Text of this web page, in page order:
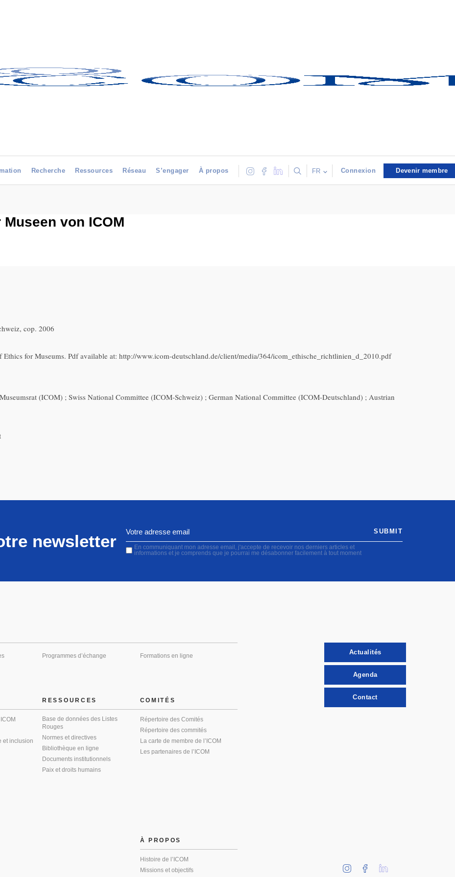
Recherche Ressources Réseau S’engager À propos FR Connexion Devenir membre
von ICOM
cop. 2006
for Museums. Pdf available at: http://www.icom-deutschland.de/client/media/364/icom_ethische_richtlinien_d_2010.pdf
(ICOM) ; Swiss National Committee (ICOM-Schweiz) ; German National Committee (ICOM-Deutschland) ; Austrian
newsletter
En communiquant mon adresse email, j'accepte de recevoir nos derniers articles et
informations et je comprends que je pourrai me désabonner facilement à tout moment
SUBMIT
Programmes d’échange Formations en ligne
et inclusion
RESSOURCES
Base de données des Listes
Rouges
Normes et directives
Bibliothèque en ligne
Documents institutionnels
Paix et droits humains
COMITÉS
Répertoire des Comités
Répertoire des commités
La carte de membre de l’ICOM
Les partenaires de l’ICOM
À PROPOS
Histoire de l’ICOM
Missions et objectifs
Actualités
Agenda
Contact